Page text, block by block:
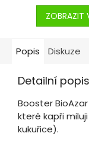
ZOBRAZIT
Popis Diskuze
Detailní
Booster
které kapři
kukuřice).